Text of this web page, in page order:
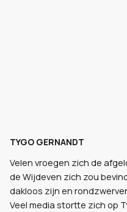
TYGO GERNANDT
Velen vroegen zich de
de Wijdeven zich zou
dakloos zijn en
Veel media stortte zich op